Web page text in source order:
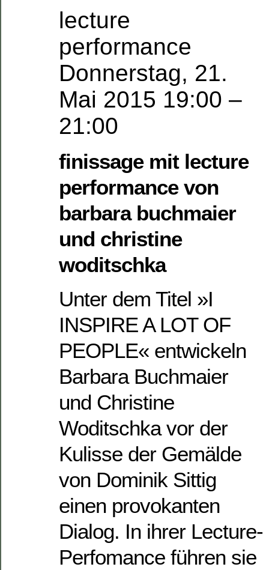
lecture
performance
Donnerstag, 21.
Mai 2015 19:00 –
21:00
finissage mit lecture
performance von
barbara buchmaier
und christine
woditschka
Unter dem Titel »I
INSPIRE A LOT OF
PEOPLE« entwickeln
Barbara Buchmaier
und Christine
Woditschka vor der
Kulisse der Gemälde
von Dominik Sittig
einen provokanten
Dialog. In ihrer Lecture-
Perfomance führen sie